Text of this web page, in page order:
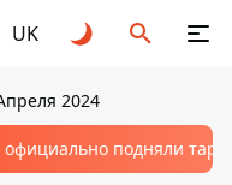
UK
2024
подняли